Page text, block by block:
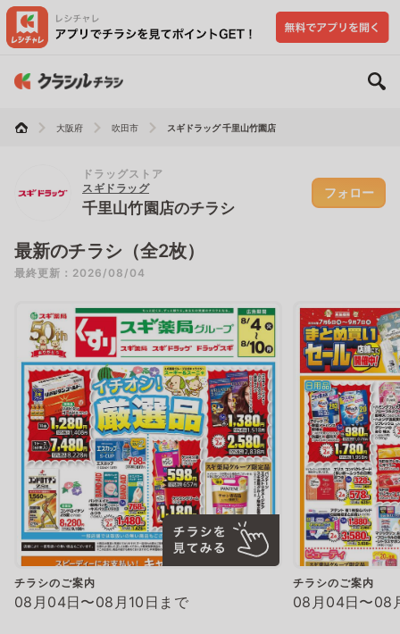
大阪府 吹田市 スギドラッグ 千里山竹園店
ドラッグストア
スギドラッグ
千里山竹園店のチラシ
フォロー
最新のチラシ（全2枚）
最終更新：2026/08/04
チラシのご案内
08月04日〜08月10日まで
チラシのご案内
08月04日〜08